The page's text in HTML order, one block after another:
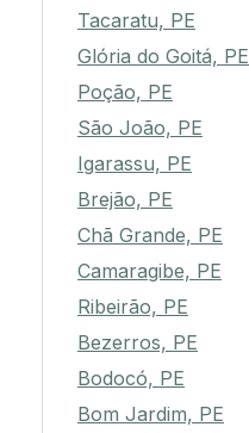
Tacaratu, PE
Glória do Goitá, PE
Poção, PE
São João, PE
Igarassu, PE
Brejão, PE
Chã Grande, PE
Camaragibe, PE
Ribeirão, PE
Bezerros, PE
Bodocó, PE
Bom Jardim, PE